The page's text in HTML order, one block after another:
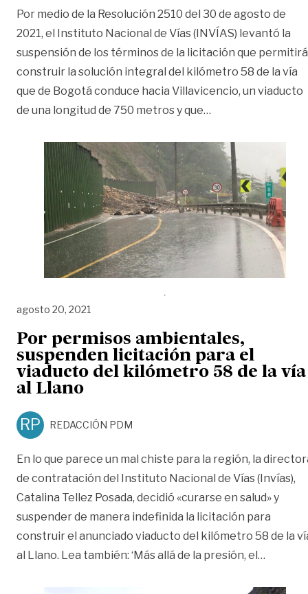
Por medio de la Resolución 2510 del 30 de agosto de
2021, el Instituto Nacional de Vías (INVÍAS) levantó la
suspensión de los términos de la licitación que permitirá
construir la solución integral del kilómetro 58 de la vía
que de Bogotá conduce hacia Villavicencio, un viaducto
de una longitud de 750 metros y que…
agosto 20, 2021
Por permisos ambientales,
suspenden licitación para el
viaducto del kilómetro 58 de la vía
al Llano
RP REDACCIÓN PDM
En lo que parece un mal chiste para la región, la
de contratación del Instituto Nacional de Vías (Invías),
Catalina Tellez Posada, decidió «curarse en salud» y
suspender de manera indefinida la licitación para
construir el anunciado viaducto del kilómetro 58 de la
al Llano. Lea también: ‘Más allá de la presión, el…